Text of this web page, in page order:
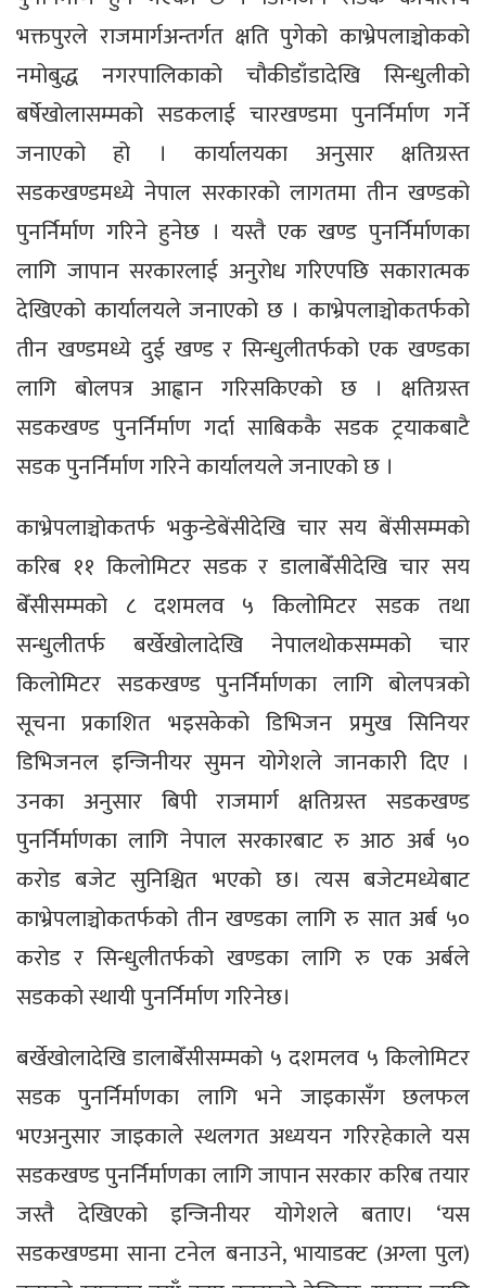
भक्तपुरले राजमार्गअन्तर्गत क्षति पुगेको काभ्रेपलाञ्चोकको
नमोबुद्ध नगरपालिकाको चौकीडाँडादेखि सिन्धुलीको
बर्षेखोलासम्मको सडकलाई चारखण्डमा पुनर्निर्माण गर्ने
जनाएको हो । कार्यालयका अनुसार क्षतिग्रस्त
सडकखण्डमध्ये नेपाल सरकारको लागतमा तीन खण्डको
पुनर्निर्माण गरिने हुनेछ । यस्तै एक खण्ड पुनर्निर्माणका
लागि जापान सरकारलाई अनुरोध गरिएपछि सकारात्मक
देखिएको कार्यालयले जनाएको छ । काभ्रेपलाञ्चोकतर्फको
तीन खण्डमध्ये दुई खण्ड र सिन्धुलीतर्फको एक खण्डका
लागि बोलपत्र आह्वान गरिसकिएको छ । क्षतिग्रस्त
सडकखण्ड पुनर्निर्माण गर्दा साबिककै सडक ट्रयाकबाटै
सडक पुनर्निर्माण गरिने कार्यालयले जनाएको छ ।
काभ्रेपलाञ्चोकतर्फ भकुन्डेबेंसीदेखि चार सय बेंसीसम्मको
करिब ११ किलोमिटर सडक र डालाबेँसीदेखि चार सय
बेँसीसम्मको ८ दशमलव ५ किलोमिटर सडक तथा
सन्धुलीतर्फ बर्खेखोलादेखि नेपालथोकसम्मको चार
किलोमिटर सडकखण्ड पुनर्निर्माणका लागि बोलपत्रको
सूचना प्रकाशित भइसकेको डिभिजन प्रमुख सिनियर
डिभिजनल इन्जिनीयर सुमन योगेशले जानकारी दिए ।
उनका अनुसार बिपी राजमार्ग क्षतिग्रस्त सडकखण्ड
पुनर्निर्माणका लागि नेपाल सरकारबाट रु आठ अर्ब ५०
करोड बजेट सुनिश्चित भएको छ। त्यस बजेटमध्येबाट
काभ्रेपलाञ्चोकतर्फको तीन खण्डका लागि रु सात अर्ब ५०
करोड र सिन्धुलीतर्फको खण्डका लागि रु एक अर्बले
सडकको स्थायी पुनर्निर्माण गरिनेछ।
बर्खेखोलादेखि डालाबेँसीसम्मको ५ दशमलव ५ किलोमिटर
सडक पुनर्निर्माणका लागि भने जाइकासँग छलफल
भएअनुसार जाइकाले स्थलगत अध्ययन गरिरहेकाले यस
सडकखण्ड पुनर्निर्माणका लागि जापान सरकार करिब तयार
जस्तै देखिएको इन्जिनीयर योगेशले बताए। ‘यस
सडकखण्डमा साना टनेल बनाउने, भायाडक्ट (अग्ला पुल)